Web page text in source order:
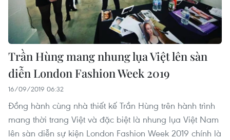
Trần Hùng mang nhung lụa Việt lên sàn
diễn London Fashion Week 2019
16/09/2019 06:32
Đồng hành cùng nhà thiết kế Trần Hùng trên hành trình
mang thời trang Việt và đặc biệt là nhung lụa Việt Nam
lên sàn diễn sự kiện London Fashion Week 2019 chính là